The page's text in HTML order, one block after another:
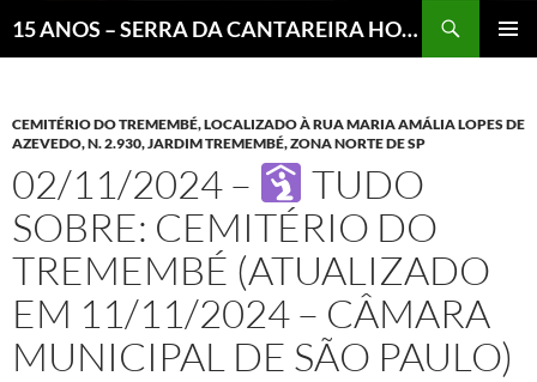
15 ANOS – SERRA DA CANTAREIRA HOJE E COTIDIANO DO BRASIL E DO MUNDO
CEMITÉRIO DO TREMEMBÉ, LOCALIZADO À RUA MARIA AMÁLIA LOPES DE
AZEVEDO, N. 2.930, JARDIM TREMEMBÉ, ZONA NORTE DE SP
02/11/2024 –
TUDO
SOBRE: CEMITÉRIO DO
TREMEMBÉ (ATUALIZADO
EM 11/11/2024 – CÂMARA
MUNICIPAL DE SÃO PAULO)